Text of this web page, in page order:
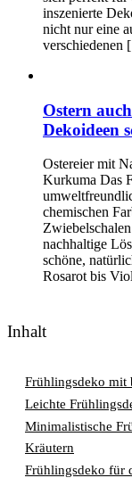
inszenierte
nicht nur eine
Ostern
Dekoideen
Ostereier mit
Kurkuma Das
chemischen
nachhaltige
schöne,
Rosarot bis
Inhalt
Frühlingsdeko mit
Leichte
Minimalistische
Kräutern
Frühlingsdeko für